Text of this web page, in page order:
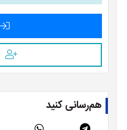
هم‌رسانی کنید